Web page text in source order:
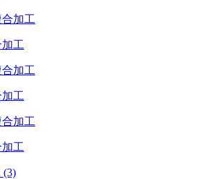
工
工
工
(3)